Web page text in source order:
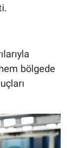
bölgede